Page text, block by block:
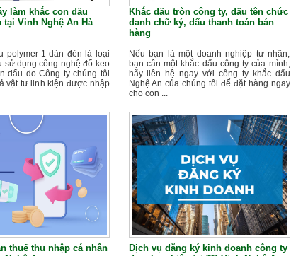
làm khắc con dấu
tại Vinh Nghệ An Hà
polymer 1 dàn đèn là loại
sử dụng công nghệ đổ keo
dấu do Công ty chúng tôi
vật tư linh kiện được nhập
Khắc dấu tròn công ty, dấu tên chức
danh chữ ký, dấu thanh toán bán
hàng
Nếu bạn là một doanh nghiệp tư nhân,
bạn cần một khắc dấu công ty của mình,
hãy liên hệ ngay với công ty khắc dấu
Nghệ An của chúng tôi để đặt hàng ngay
cho con ...
thuế thu nhập cá nhân
Dịch vụ đăng ký kinh doanh công ty